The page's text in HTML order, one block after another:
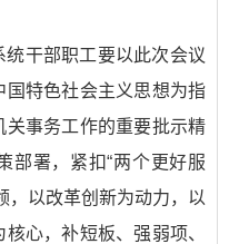
干部职工要以此次会议
特色社会主义思想为指
事务工作的重要批示精
部署，紧扣“两个更好服
，以改革创新为动力，以
心，补短板、强弱项、